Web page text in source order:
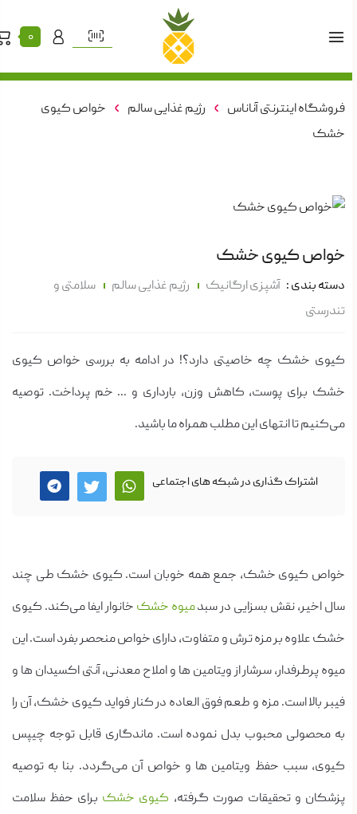
۰
فروشگاه اینترنتی آناناس رژیم غذایی سالم
خواص کیوی
خشک
خواص کیوی خشک
دسته بندی : آشپزی ارگانیک رژیم غذایی سالم
سلامتی و
تندرستی
کیوی خشک چه خاصیتی دارد؟! در ادامه به بررسی خواص کیوی
خشک برای پوست، کاهش وزن، بارداری و ... خم پرداخت. توصیه
می‌کنیم تا انتهای این مطلب همراه ما باشید.
اشتراک گذاری در شبکه های اجتماعی
خواص کیوی خشک، جمع همه خوبان است. کیوی خشک طی چند
سال اخیر، نقش بسزایی در سبدمیوه خشکخانوار ایفا می‌کند. کیوی
خشک علاوه بر مزه ترش و متفاوت، دارای خواص منحصر بفرد است. این
میوه پرطرفدار، سرشار از ویتامین ها و املاح معدنی، آنتی اکسیدان ها و
فیبر بالا است. مزه و طعم فوق العاده در کنار فواید کیوی خشک، آن را
به محصولی محبوب بدل نموده است. ماندگاری قابل توجه چیپس
کیوی، سبب حفظ ویتامین ها و خواص آن می‌گردد. بنا به توصیه
پزشکان و تحقیقات صورت گرفته، کیوی خشکبرای حفظ سلامت